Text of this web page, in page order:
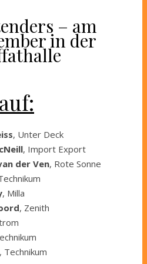
– am
in der
, Unter Deck
, Import Export
derVen, Rote Sonne
, Milla
, Zenith
, Technikum